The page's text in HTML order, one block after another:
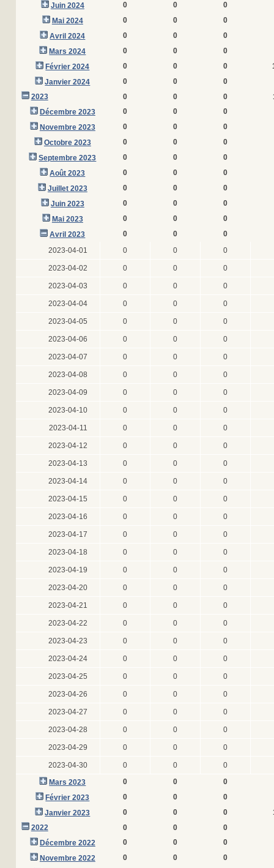
Juin 2024
0 0
0
Mai 2024
0 0
0
Avril 2024
0 0
0
Mars 2024
0 0
0
Février 2024
0 0 0
Janvier 2024
0 0
0
2023
0 0 0
Décembre 2023
0 0
0
Novembre 2023
0 0
0
Octobre 2023
0 0
0
Septembre 2023
0 0
0
Août 2023
0 0
0
Juillet 2023
0 0
0
Juin 2023
0 0
0
Mai 2023
0 0
0
Avril 2023
0 0
0
2023-04-01
0 0 0
2023-04-02 0 0 0
2023-04-03 0 0 0
2023-04-04 0 0 0
2023-04-05 0 0 0
2023-04-06 0 0 0
2023-04-07 0 0 0
2023-04-08 0 0 0
2023-04-09 0 0 0
2023-04-10 0 0 0
2023-04-11 0 0 0
2023-04-12 0 0 0
2023-04-13 0 0 0
2023-04-14 0 0 0
2023-04-15 0 0 0
2023-04-16 0 0 0
2023-04-17 0 0 0
2023-04-18 0 0 0
2023-04-19 0 0 0
2023-04-20 0 0 0
2023-04-21 0 0 0
2023-04-22 0 0 0
2023-04-23 0 0 0
2023-04-24 0 0 0
2023-04-25 0 0 0
2023-04-26 0 0 0
2023-04-27 0 0 0
2023-04-28 0 0 0
2023-04-29 0 0 0
2023-04-30 0 0
0
Mars 2023
0 0
0
Février 2023
0 0
0
Janvier 2023
0 0 0
2022
0 0
0
Décembre 2022
0 0
0
Novembre 2022
0 0
0